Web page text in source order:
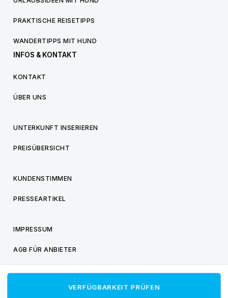
VERFÜGBARKEIT PRÜFEN
PRAKTISCHE REISETIPPS
WANDERTIPPS MIT HUND
INFOS & KONTAKT
KONTAKT
ÜBER UNS
UNTERKUNFT INSERIEREN
PREISÜBERSICHT
KUNDENSTIMMEN
PRESSEARTIKEL
IMPRESSUM
AGB FÜR ANBIETER